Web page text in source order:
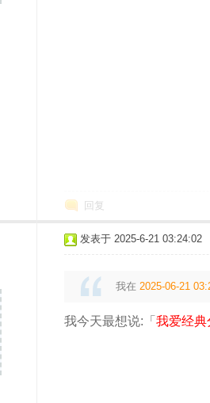
回复
发表于 2025-6-21 03:24:02
我在 2025-06-21
我今天最想说:「 我爱经典